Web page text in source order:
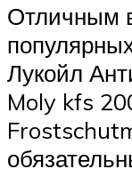
Отличным
Лукойл
Moly kfs